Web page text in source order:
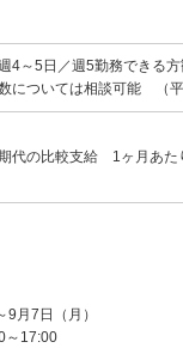
4～5日／週5勤務できる方
については相談可能 （平
代の比較支給 1ヶ月あた
月7日（月）
～17:00